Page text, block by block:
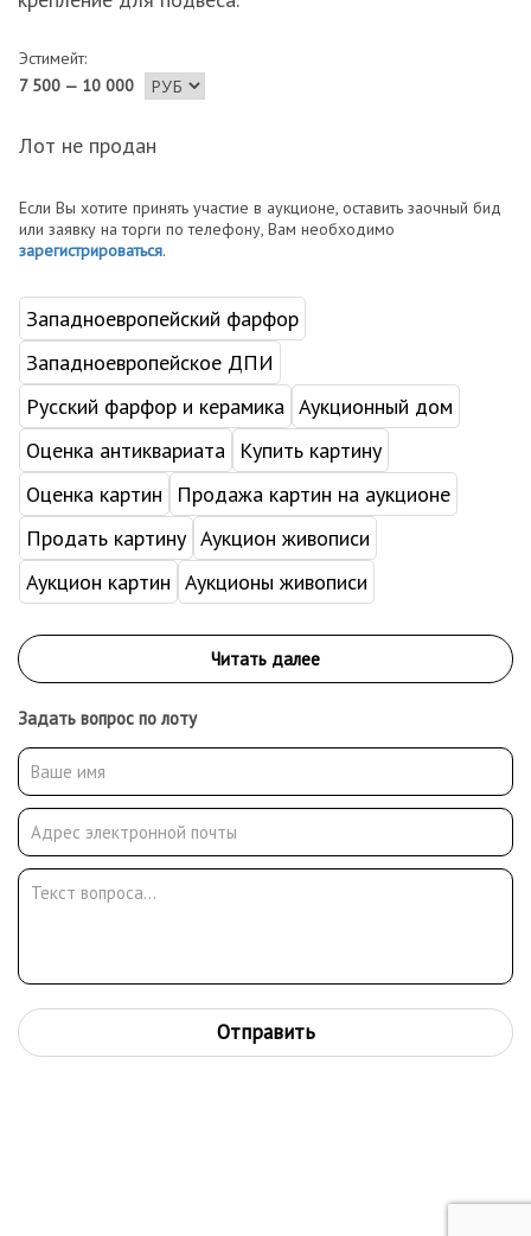
Эстимейт:
7 500 — 10 000
Лот не продан
Если Вы хотите принять участие в аукционе, оставить заочный бид
или заявку на торги по телефону, Вам необходимо
зарегистрироваться.
Западноевропейский фарфор
Западноевропейское ДПИ
Русский фарфор и керамика Аукционный дом
Оценка антиквариата
Купить картину
Оценка картин
Продажа картин на аукционе
Продать картину Аукцион живописи
Аукцион картин Аукционы живописи
Задать вопрос по лоту
Отправить